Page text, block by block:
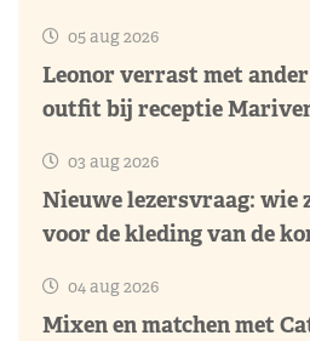
05 aug 2026
Leonor verrast met
outfit bij receptie
03 aug 2026
Nieuwe lezersvraag: wie
voor de kleding van de
04 aug 2026
Mixen en matchen met